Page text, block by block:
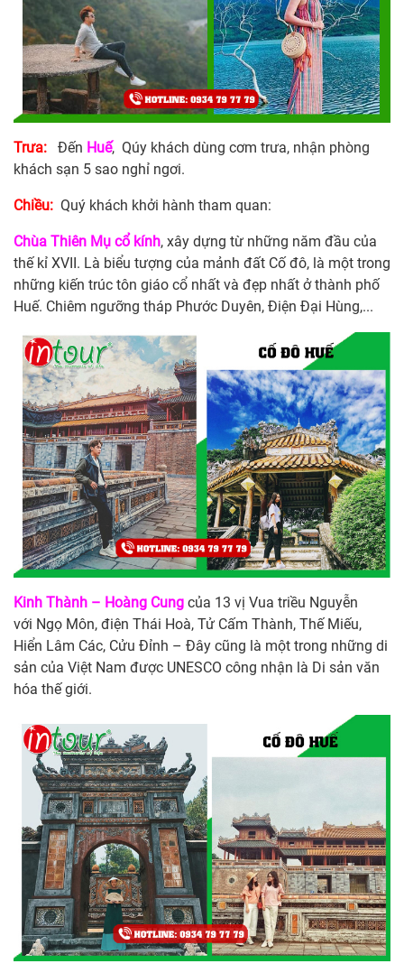
Trưa: Đến Huế, Qúy khách dùng cơm trưa, nhận phòng
khách sạn 5 sao nghỉ ngơi.
Chiều: Quý khách khởi hành tham quan:
Chùa Thiên Mụ cổ kính, xây dựng từ những năm đầu của
thế kỉ XVII. Là biểu tượng của mảnh đất Cố đô, là một trong
những kiến trúc tôn giáo cổ nhất và đẹp nhất ở thành phố
Huế. Chiêm ngưỡng tháp Phước Duyên, Điện Đại Hùng,...
Kinh Thành – Hoàng Cung của 13 vị Vua triều Nguyễn
với Ngọ Môn, điện Thái Hoà, Tử Cấm Thành, Thế Miếu,
Hiển Lâm Các, Cửu Đỉnh – Đây cũng là một trong những di
sản của Việt Nam được UNESCO công nhận là Di sản văn
hóa thế giới.